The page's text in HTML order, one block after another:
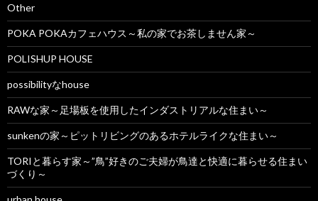
Other
POKA POKAカフェハウス～私の家でお茶しません家～
POLISHUP HOUSE
possibilityなhouse
RAWな家～足場板を使用したインダストリアルな住まい～
sunkenの家～ピットリビングのあるホテルライクな住まい～
TORIと暮らす家～”鳥”好きのご夫婦が鳥達と快適に暮らせる住まい
づくり～